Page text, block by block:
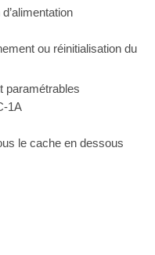
ou réinitialisation du
paramétrables
1A
le cache en dessous